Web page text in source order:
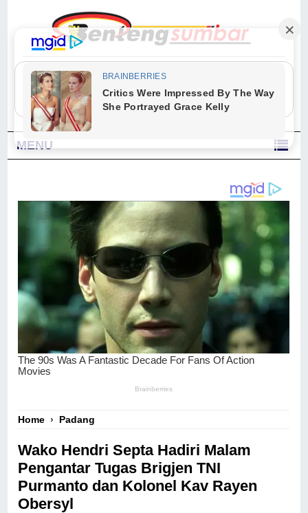
"Sesungguhnya Allah dan para malaikat-Nya berselawat untuk Nabi.
Wahai orang-orang yang beriman, berselawatlah kamu untuk Nabi dan
ucapkanlah salam dengan penuh penghormatan kepadanya." (Qs. Al
Ahzab Ayat 56)
MENU
Home › Padang
Wako Hendri Septa Hadiri Malam
Pengantar Tugas Brigjen TNI
Purmanto dan Kolonel Kav Rayen
Obersyl